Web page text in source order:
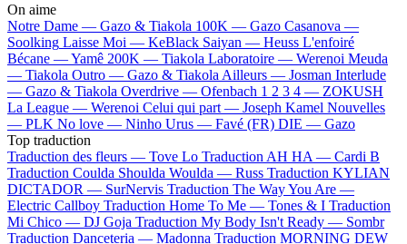
On aime
Notre Dame — Gazo & Tiakola 100K — Gazo Casanova —
Soolking Laisse Moi — KeBlack Saiyan — Heuss L'enfoiré
Bécane —Yamê 200K — Tiakola Laboratoire — Werenoi Meuda
— Tiakola Outro — Gazo & Tiakola Ailleurs — Josman Interlude
— Gazo & Tiakola Overdrive — Ofenbach 1 2 3 4 — ZOKUSH
La League — Werenoi Celui qui part — Joseph Kamel Nouvelles
— PLK No love — Ninho Urus — Favé (FR) DIE — Gazo
Top traduction
Traduction des fleurs — Tove Lo Traduction AH HA — Cardi B
Traduction Coulda Shoulda Woulda — Russ Traduction KYLIAN
DICTADOR — SurNervis Traduction The Way You Are —
Electric Callboy Traduction Home To Me — Tones & I Traduction
Mi Chico — DJ Goja Traduction My Body Isn't Ready — Sombr
Traduction Danceteria — Madonna Traduction MORNING DEW